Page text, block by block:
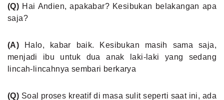
(Q) Hai Andien, apakabar? Kesibukan belakangan apa
saja?
(A) Halo, kabar baik. Kesibukan masih sama saja,
menjadi ibu untuk dua anak laki-laki yang sedang
lincah-lincahnya sembari berkarya
(Q) Soal proses kreatif di masa sulit seperti saat ini, ada